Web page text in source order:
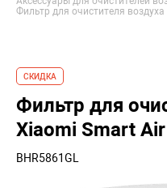
Фильтр для очистителя
СКИДКА
Фильтр для
Xiaomi Smart
BHR5861GL